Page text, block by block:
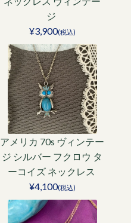
ジ
¥3,900(税込)
アメリカ 70s ヴィンテー
ジ シルバー フクロウ タ
ーコイズ ネックレス
¥4,100(税込)